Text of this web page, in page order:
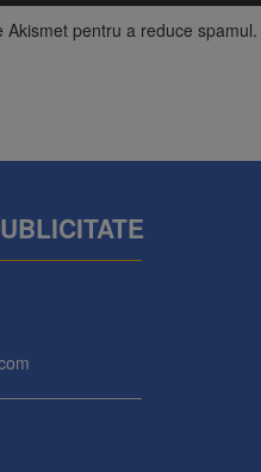
Akismet pentru a reduce spamul.